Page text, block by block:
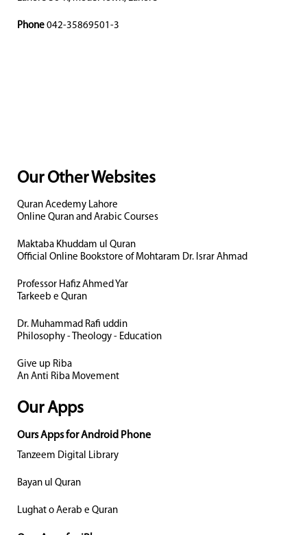
Phone 042-35869501-3
Our Other Websites
Quran Acedemy Lahore
Online Quran and Arabic Courses
Maktaba Khuddam ul Quran
Official Online Bookstore of Mohtaram Dr. Israr Ahmad
Professor Hafiz Ahmed Yar
Tarkeeb e Quran
Dr. Muhammad Rafi uddin
Philosophy - Theology - Education
Give up Riba
An Anti Riba Movement
Our Apps
Ours Apps for Android Phone
Tanzeem Digital Library
Bayan ul Quran
Lughat o Aerab e Quran